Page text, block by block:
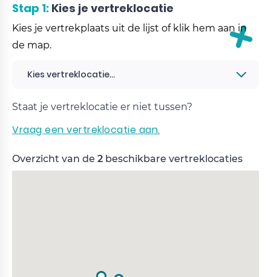
Stap 1: Kies je vertreklocatie
Kies je vertrekplaats uit de lijst of klik hem aan in
de map.
Kies vertreklocatie...
Staat je vertreklocatie er niet tussen?
Vraag een vertreklocatie aan.
Overzicht van de 2 beschikbare vertreklocaties